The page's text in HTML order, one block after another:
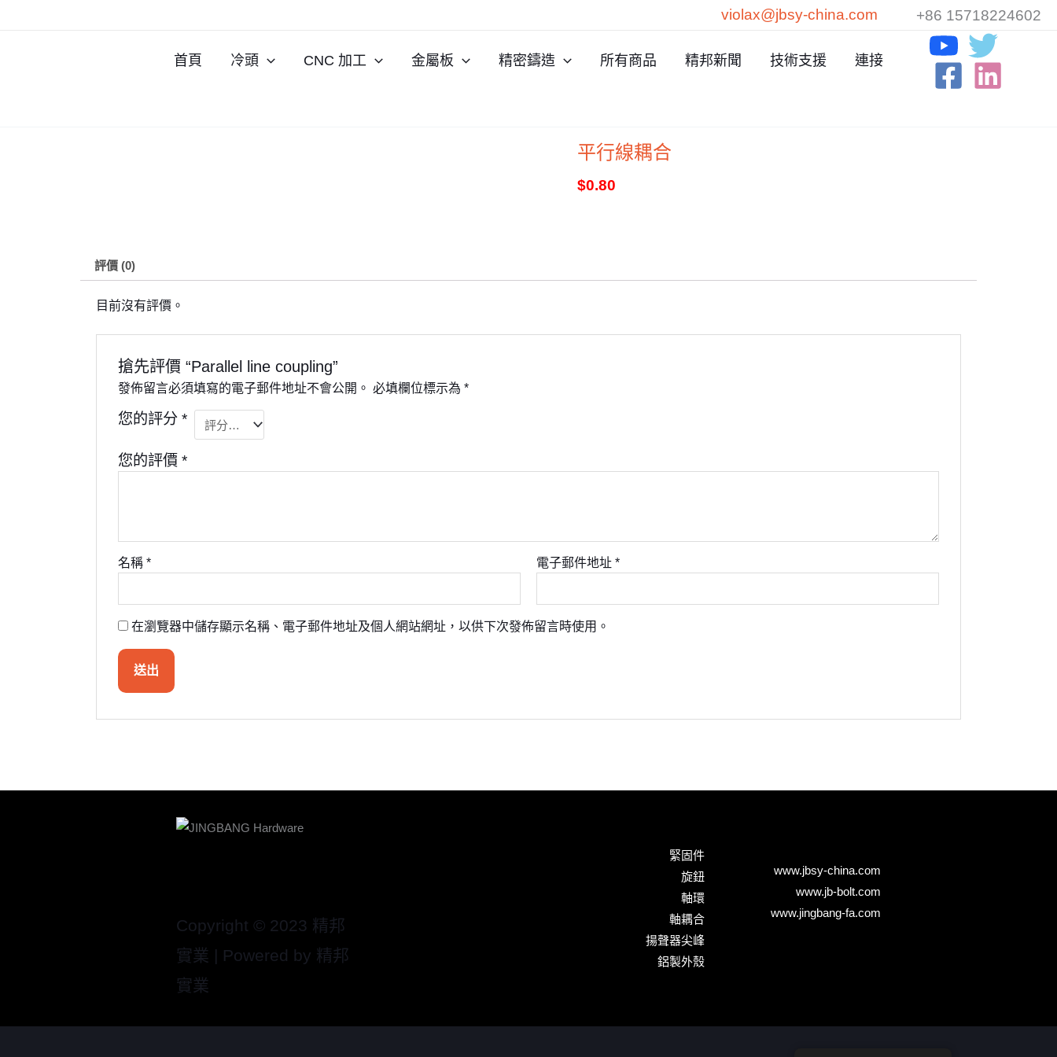
violax@jbsy-china.com +86 15718224602
首頁 冷頭 CNC 加工 金屬板 精密鑄造 所有商品 精邦新聞 技術支援 連接
平行線耦合
$0.80
評價 (0)
目前沒有評價。
搶先評價 “Parallel line coupling”
發佈留言必須填寫的電子郵件地址不會公開。 必填欄位標示為 *
您的評分 *
您的評價 *
名稱 * 電子郵件地址*
在瀏覽器中儲存顯示名稱、電子郵件地址及個人網站網址，以供下次發佈留言時使用。
Copyright © 2023 精邦
實業 | Powered by 精邦
實業
緊固件
旋鈕
軸環
軸耦合
揚聲器尖峰
鋁製外殼
www.jbsy-china.com
www.jb-bolt.com
www.jingbang-fa.com